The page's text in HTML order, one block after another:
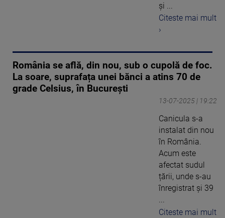
şi ...
Citeste mai mult
›
România se află, din nou, sub o cupolă de foc.
La soare, suprafața unei bănci a atins 70 de
grade Celsius, în București
13-07-2025 | 19:22
Canicula s-a
instalat din nou
în România.
Acum este
afectat sudul
țării, unde s-au
înregistrat și 39
...
Citeste mai mult